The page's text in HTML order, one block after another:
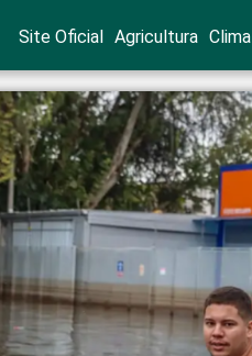
Site Oficial Agricultura Clima